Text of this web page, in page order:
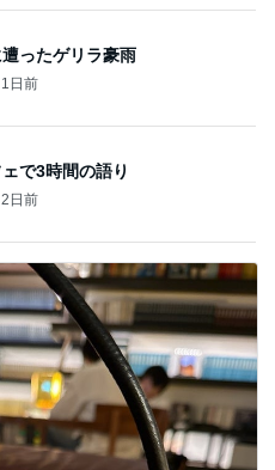
ったゲリラ豪雨
1日前
で3時間の語り
2日前